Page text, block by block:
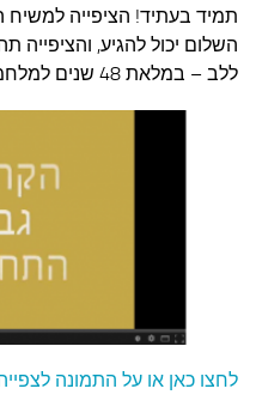
עצות סבתא
סבתא מספרת
תמיד בעתיד! הציפייה
השלום יכול להגיע, והציפייה
ללב – במלאת 48 שנים למלחמת ששת הימים
לחצו כאן או על התמונה